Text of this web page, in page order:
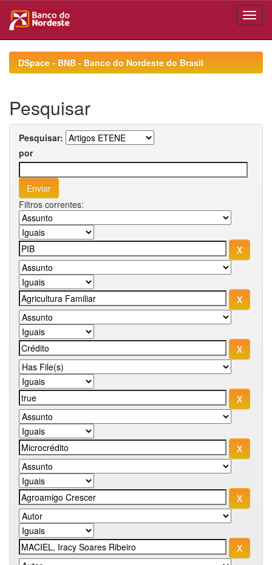
navigationDSpace - BNB - Banco do Nordeste do Brasil
Pesquisar
Pesquisar:
por
Filtros correntes: